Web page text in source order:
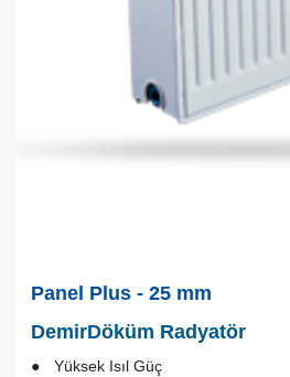
Panel Plus - 25 mm
DemirDöküm Radyatör
Yüksek Isıl Güç